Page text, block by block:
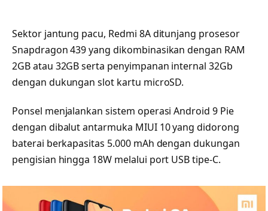
Sektor jantung pacu, Redmi 8A ditunjang prosesor
Snapdragon 439 yang dikombinasikan dengan RAM
2GB atau 32GB serta penyimpanan internal 32Gb
dengan dukungan slot kartu microSD.
Ponsel menjalankan sistem operasi Android 9 Pie
dengan dibalut antarmuka MIUI 10 yang didorong
baterai berkapasitas 5.000 mAh dengan dukungan
pengisian hingga 18W melalui port USB tipe-C.